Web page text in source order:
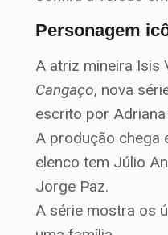
Personagem
A atriz mineira Isis
Cangaço, nova
escrito por
A produção chega
elenco tem Júlio
Jorge Paz.
A série mostra os